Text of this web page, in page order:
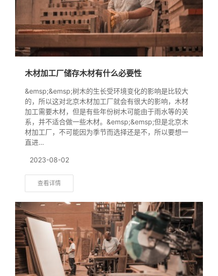
木材加工厂储存木材有什么必要性
&emsp;&emsp;树木的生长受环境变化的影响是比较大
的，所以这对北京木材加工厂就会有很大的影响，木材
加工需要木材，但是有些年份树木可能由于雨水等的关
系，并不适合做一些木材。&emsp;&emsp;但是北京木
材加工厂，不可能因为季节而选择还是不，所以要想一
直进…
2023-08-02
查看详情